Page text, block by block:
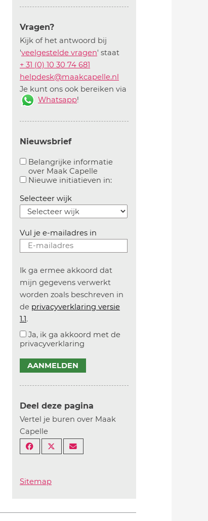
Vragen?
Kijk of het antwoord bij
'veelgestelde vragen' staat
+ 31 (0) 10 30 74 681
helpdesk@maakcapelle.nl
Je kunt ons ook bereiken via
Whatsapp!
Nieuwsbrief
Belangrijke informatie
over Maak Capelle
Aanvinken om belangrijke informatie over
Nieuwe initiatieven in:Aanvinken om
Selecteer wijk
Vul je e-mailadres in
Ik ga ermee akkoord dat
mijn gegevens verwerkt
worden zoals beschreven in
de privacyverklaring versie
1.1.
Ja, ik ga akkoord met de
privacyverklaring
AANMELDEN
Deel deze pagina
Vertel je buren over Maak
Capelle
Sitemap